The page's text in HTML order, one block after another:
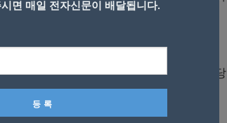
쿠사마 작품도 조정기에 들어갔다는 분
이 폭등해 현재는 거품이 빠지고 있어 당
면 매일 전자신문이 배달됩니다.